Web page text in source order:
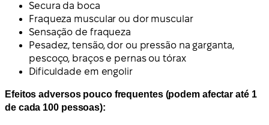
Secura da boca
Fraqueza muscular ou dor muscular
Sensação de fraqueza
Pesadez, tensão, dor ou pressão na garganta,
pescoço, braços e pernas ou tórax
Dificuldade em engolir
Efeitos adversos pouco frequentes (podem afectar até 1
de cada 100 pessoas):